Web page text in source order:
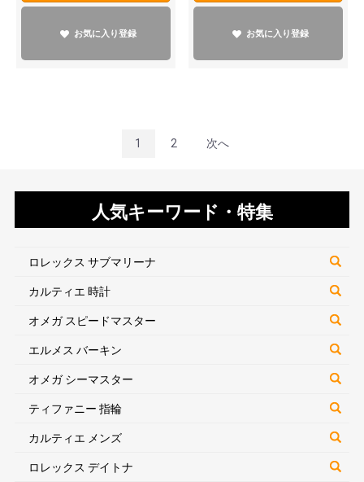
人気キーワード・特集
ロレックス サブマリーナ
カルティエ 時計
オメガ スピードマスター
エルメス バーキン
オメガ シーマスター
ティファニー 指輪
カルティエ メンズ
ロレックス デイトナ
お気に入り登録 お気に入り登録
1 2 次へ